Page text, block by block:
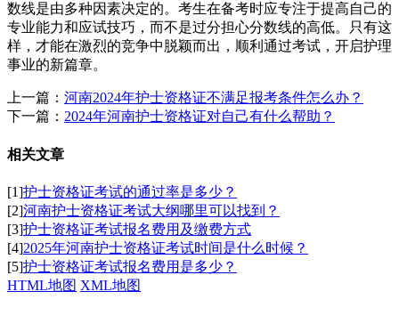
数线是由多种因素决定的。考生在备考时应专注于提高自己的
专业能力和应试技巧，而不是过分担心分数线的高低。只有这
样，才能在激烈的竞争中脱颖而出，顺利通过考试，开启护理
事业的新篇章。
上一篇： 河南2024年护士资格证不满足报考条件怎么办？
下一篇： 2024年河南护士资格证对自己有什么帮助？
相关文章
[1]护士资格证考试的通过率是多少？
[2]河南护士资格证考试大纲哪里可以找到？
[3]护士资格证考试报名费用及缴费方式
[4]2025年河南护士资格证考试时间是什么时候？
[5]护士资格证考试报名费用是多少？
HTML地图 XML地图